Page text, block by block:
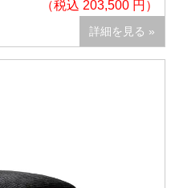
（税込 203,500 円）
詳細を見る »